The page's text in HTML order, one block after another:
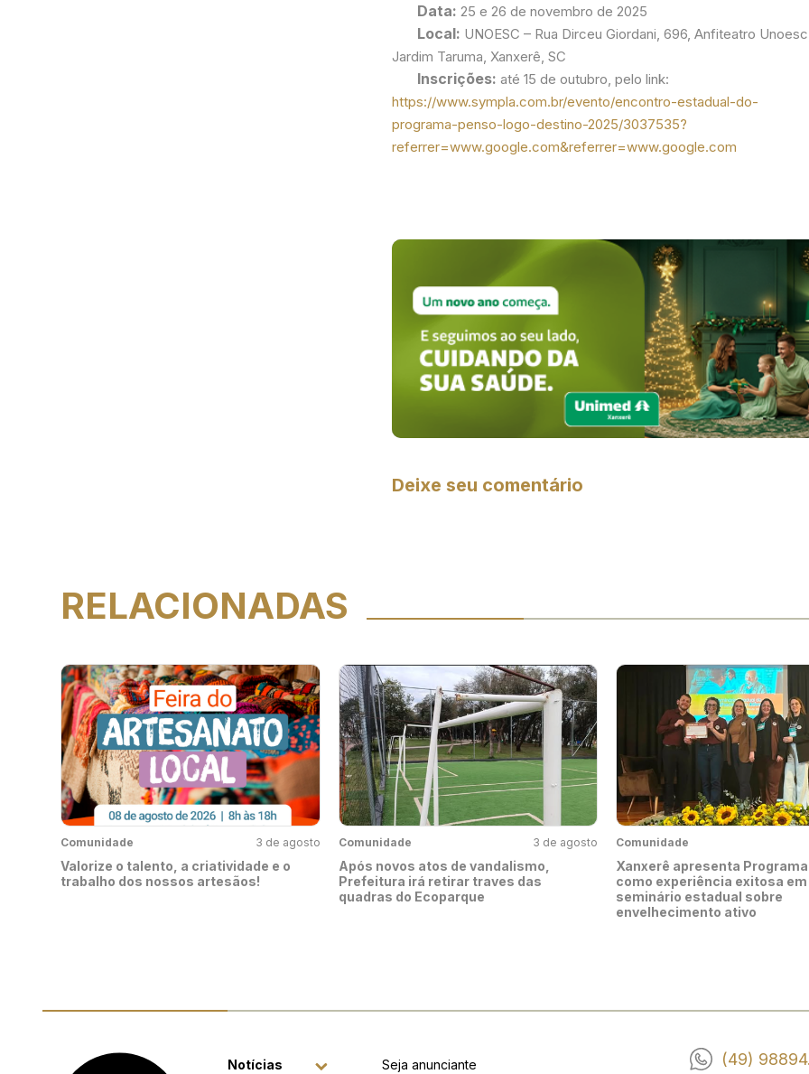
Data: 25 e 26 de novembro de 2025
Local: UNOESC – Rua Dirceu Giordani, 696, Anfiteatro
Jardim Taruma, Xanxerê, SC
Inscrições: até 15 de outubro, pelo link:
https://www.sympla.com.br/evento/encontro-estadual-do-
programa-penso-logo-destino-2025/3037535?
referrer=www.google.com&referrer=www.google.com
Deixe seu comentário
RELACIONADAS
Comunidade 3 de agosto
Valorize o talento, a criatividade e o
trabalho dos nossos artesãos!
Comunidade 3 de agosto
Após novos atos de vandalismo,
Prefeitura irá retirar traves das
quadras do Ecoparque
Comunidade
Xanxerê apresenta
como experiência exitosa em
seminário estadual sobre
envelhecimento ativo
Notícias Seja anunciante (49)